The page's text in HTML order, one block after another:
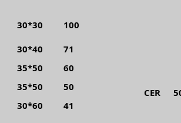
30*30 100
CER
30*40
71
35*50
60
35*50
50
30*60 41